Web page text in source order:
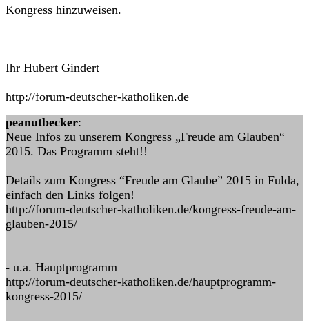
Kongress hinzuweisen.
Ihr Hubert Gindert
http://forum-deutscher-katholiken.de
peanutbecker:
Neue Infos zu unserem Kongress „Freude am Glauben“
2015. Das Programm steht!!
Details zum Kongress “Freude am Glaube” 2015 in Fulda,
einfach den Links folgen!
http://forum-deutscher-katholiken.de/kongress-freude-am-
glauben-2015/
- u.a. Hauptprogramm
http://forum-deutscher-katholiken.de/hauptprogramm-
kongress-2015/